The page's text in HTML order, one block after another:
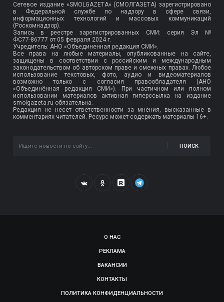
Сетевое издание «SMOLGAZETA» (СМОЛГАЗЕТА) зарегистрировано
в Федеральной службе по надзору в сфере связи,
информационных технологий и массовых коммуникаций
(Роскомнадзор).
Запись в реестре зарегистрированных СМИ: серия Эл №
ФС77-86777 от 05 февраля 2024 г.
Учредитель: АНО «Объединенная редакция СМИ».
Все права на любые материалы, опубликованные на сайте,
защищены в соответствии с российским и международным
законодательством об авторском праве и смежных правах. Любое
использование текстовых, фото, аудио и видеоматериалов
возможно только с согласия правообладателя (АНО
«Объединённая редакция СМИ»). При частичном или полном
использовании материалов активная гиперссылка на издание
smolgazeta.ru обязательна.
Редакция не несет ответственности за мнения, высказанные в
комментариях читателей. Ресурс может содержать материалы 16+.
ПОИСК
О НАС
РЕКЛАМА
ВАКАНСИИ
КОНТАКТЫ
ПОЛИТИКА КОНФИДЕНЦИАЛЬНОСТИ